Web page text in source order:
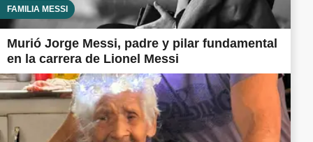
FAMILIA MESSI
Murió Jorge Messi, padre y pilar fundamental
en la carrera de Lionel Messi